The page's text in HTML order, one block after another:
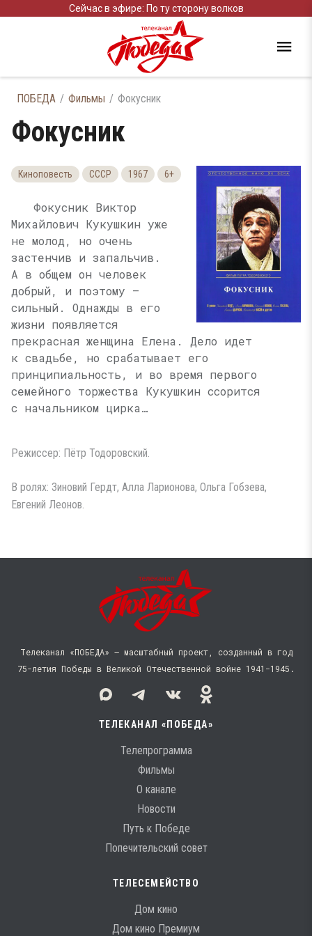
Сейчас в эфире: По ту сторону волков
ПОБЕДА Фильмы Фокусник
Фокусник
Киноповесть СССР 1967 6+
Фокусник Виктор
Михайлович Кукушкин уже
не молод, но очень
застенчив и запальчив.
А в общем он человек
добрый, и поэтому —
сильный. Однажды в его
жизни появляется
прекрасная женщина Елена. Дело идет
к свадьбе, но срабатывает его
принципиальность, и во время первого
семейного торжества Кукушкин ссорится
с начальником цирка…
Режиссер: Пётр Тодоровский.
В ролях: Зиновий Гердт, Алла Ларионова, Ольга Гобзева,
Евгений Леонов.
Телеканал «ПОБЕДА» — масштабный проект, созданный в год
75-летия Победы в Великой Отечественной войне 1941−1945.
ТЕЛЕКАНАЛ «ПОБЕДА»
Телепрограмма
Фильмы
О канале
Новости
Путь к Победе
Попечительский совет
ТЕЛЕСЕМЕЙСТВО
Дом кино
Дом кино Премиум